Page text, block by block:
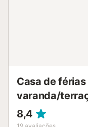
Casa de
varanda/
8,4